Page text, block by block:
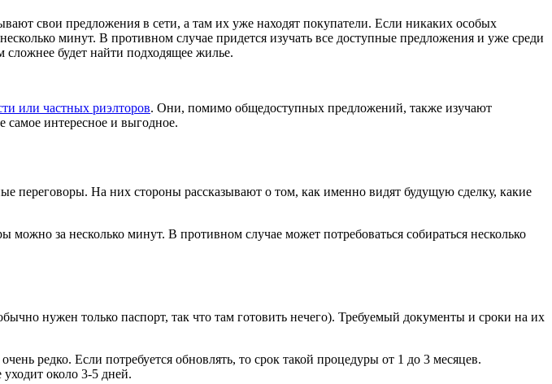
свои предложения в сети, а там их уже находят покупатели. Если никаких особых
минут. В противном случае придется изучать все доступные предложения и уже среди
сложнее будет найти подходящее жилье.
или частных риэлторов. Они, помимо общедоступных предложений, также изучают
самое интересное и выгодное.
переговоры. На них стороны рассказывают о том, как именно видят будущую сделку, какие
можно за несколько минут. В противном случае может потребоваться собираться несколько
нужен только паспорт, так что там готовить нечего). Требуемый документы и сроки на их
редко. Если потребуется обновлять, то срок такой процедуры от 1 до 3 месяцев.
около 3-5 дней.